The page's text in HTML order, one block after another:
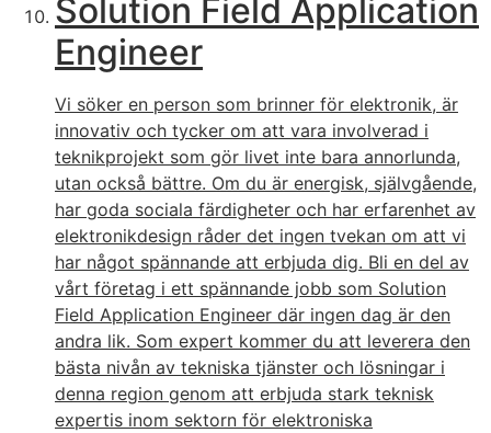
Solution Field Application
Engineer
Vi söker en person som brinner för elektronik, är
innovativ och tycker om att vara involverad i
teknikprojekt som gör livet inte bara annorlunda,
utan också bättre. Om du är energisk, självgående,
har goda sociala färdigheter och har erfarenhet av
elektronikdesign råder det ingen tvekan om att vi
har något spännande att erbjuda dig. Bli en del av
vårt företag i ett spännande jobb som Solution
Field Application Engineer där ingen dag är den
andra lik. Som expert kommer du att leverera den
bästa nivån av tekniska tjänster och lösningar i
denna region genom att erbjuda stark teknisk
expertis inom sektorn för elektroniska